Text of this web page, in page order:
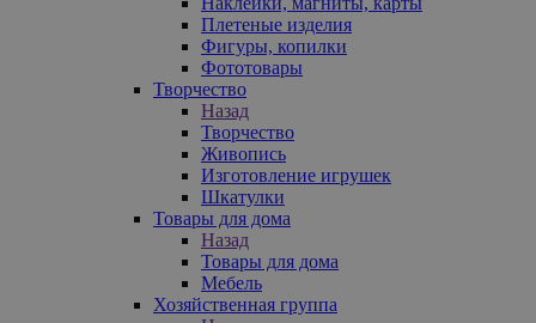
Плетеные изделия
Фигуры, копилки
Фототовары
Творчество
Назад
Творчество
Живопись
Изготовление игрушек
Шкатулки
Товары для дома
Назад
Товары для дома
Мебель
Хозяйственная группа